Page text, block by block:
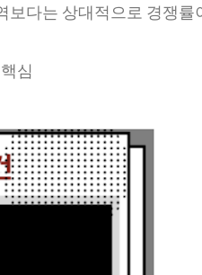
보다는 상대적으로 경쟁률
심